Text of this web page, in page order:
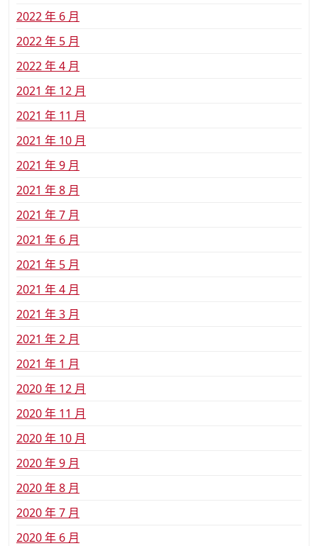
2022 年 6 月
2022 年 5 月
2022 年 4 月
2021 年 12 月
2021 年 11 月
2021 年 10 月
2021 年 9 月
2021 年 8 月
2021 年 7 月
2021 年 6 月
2021 年 5 月
2021 年 4 月
2021 年 3 月
2021 年 2 月
2021 年 1 月
2020 年 12 月
2020 年 11 月
2020 年 10 月
2020 年 9 月
2020 年 8 月
2020 年 7 月
2020 年 6 月